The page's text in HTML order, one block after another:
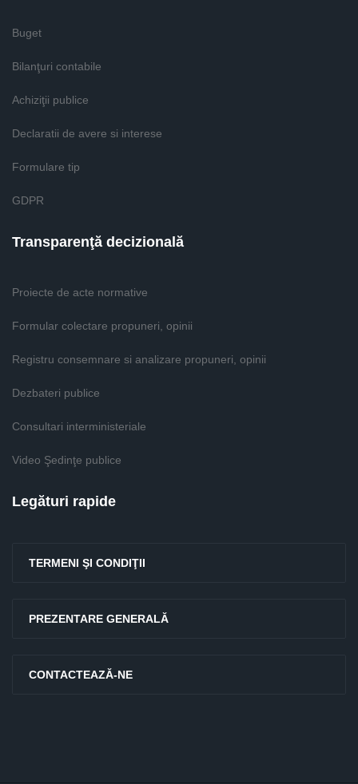
Buget
Bilanţuri contabile
Achiziţii publice
Declaratii de avere si interese
Formulare tip
GDPR
Transparenţă decizională
Proiecte de acte normative
Formular colectare propuneri, opinii
Registru consemnare si analizare propuneri, opinii
Dezbateri publice
Consultari interministeriale
Video Şedinţe publice
Legături rapide
TERMENI ŞI CONDIŢII
PREZENTARE GENERALĂ
CONTACTEAZĂ-NE